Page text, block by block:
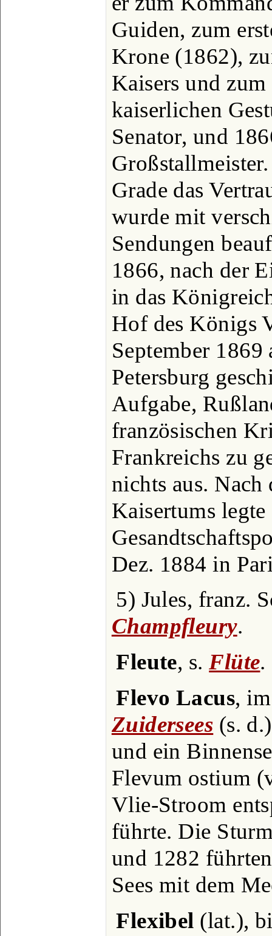
Guiden, zum
Krone (1862),
Kaisers und
kaiserlichen
Senator, und
Grade das
wurde mit
Sendungen
1866, nach der
in das
Hof des Königs
September
Petersburg
Aufgabe,
französischen
Frankreichs zu
nichts aus. Nach
Kaisertums legte
Dez. 1884 in
5) Jules, franz.
Champfleury.
Fleute, s.Flüte.
Flevo Lacus,
Zuidersees (s.
und ein
Flevum ostium
Vlie-Stroom
führte. Die
und 1282
Sees mit dem
Flexibel (lat.),